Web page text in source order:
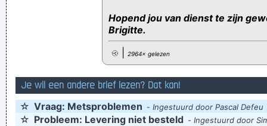
Hopend jou van dienst te zijn
Brigitte.
2964× gelezen
Je wil een andere brief lezen? Dat kan!
☆ Vraag: Metsproblemen - Ingestuurd door Pascal Defeu
☆ Probleem: Levering niet besteld - Ingestuurd door